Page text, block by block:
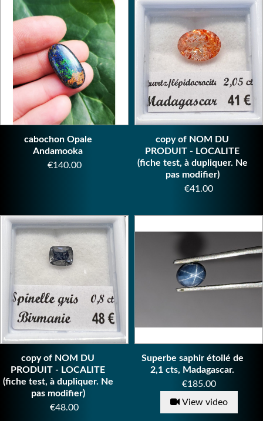
cabochon Opale
Andamooka
Price
€140.00
copy of NOM DU
PRODUIT - LOCALITE
(fiche test, à dupliquer. Ne
pas modifier)
Price
€41.00
copy of NOM DU
PRODUIT - LOCALITE
(fiche test, à dupliquer. Ne
pas modifier)
Price
€48.00
Superbe saphir étoilé de
2,1 cts, Madagascar.
Price
€185.00
View video